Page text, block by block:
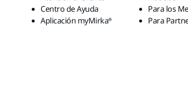
Centro de Ayuda
Aplicación myMirka®
Para los
Para